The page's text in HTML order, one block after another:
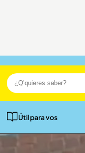
Útil para vos